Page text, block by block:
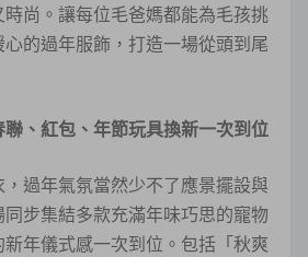
尚。讓每位毛爸媽都能為毛孩挑
的過年服飾，打造一場從頭到尾
、紅包、年節玩具換新一次到位
過年氣氛當然少不了應景擺設與
步集結多款充滿年味巧思的寵物
年儀式感一次到位。包括「秋爽